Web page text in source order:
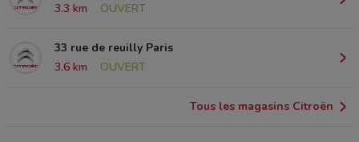
3.3 km
OUVERT
33 rue de reuilly Paris
3.6 km
OUVERT
Tous les magasins Citroën